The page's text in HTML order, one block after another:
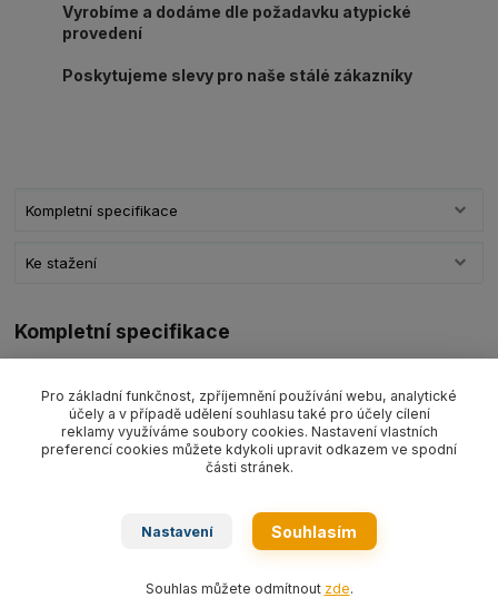
Vyrobíme a dodáme dle požadavku atypické
provedení
Poskytujeme slevy pro naše stálé zákazníky
Kompletní specifikace
Ke stažení
Kompletní specifikace
1000kg/ délka L dle výběru, šíře 30mm,barva fialová
WLL1000kg,dvouvrstvý dle EN 1492-1.
Tabulka nosností - zvedací pásy typ BSB
Pro základní funkčnost, zpříjemnění používání webu, analytické
účely a v případě udělení souhlasu také pro účely cílení
reklamy využíváme soubory cookies. Nastavení vlastních
preferencí cookies můžete kdykoli upravit odkazem ve spodní
části stránek.
Nastavení Souhlasím
Souhlas můžete odmítnout zde.